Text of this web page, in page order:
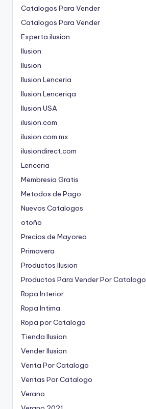
Catalogos Para Vender
Catalogos Para Vender
Experta ilusion
Ilusion
Ilusion
Ilusion Lenceria
Ilusion Lenceriqa
Ilusion USA
ilusion.com
ilusion.com.mx
ilusiondirect.com
Lenceria
Membresia Gratis
Metodos de Pago
Nuevos Catalogos
otoño
Precios de Mayoreo
Primavera
Productos Ilusion
Productos Para Vender Por Catalogo
Ropa Interior
Ropa Intima
Ropa por Catalogo
Tienda Ilusion
Vender Ilusion
Venta Por Catalogo
Ventas Por Catalogo
Verano